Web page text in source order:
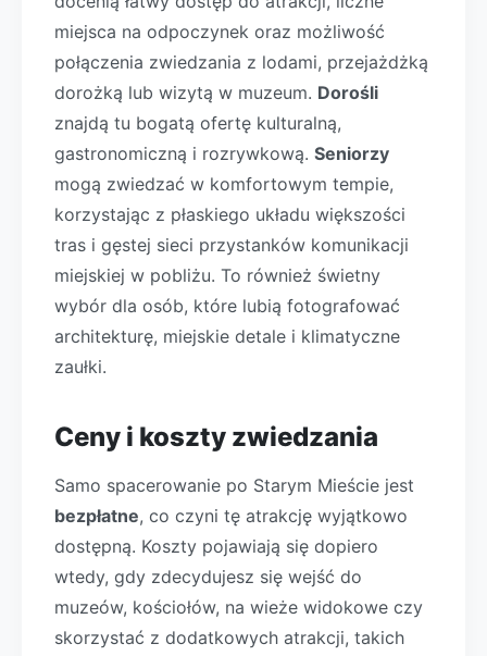
miejsca na odpoczynek oraz możliwość
połączenia zwiedzania z lodami, przejażdżką
dorożką lub wizytą w muzeum. Dorośli
znajdą tu bogatą ofertę kulturalną,
gastronomiczną i rozrywkową. Seniorzy
mogą zwiedzać w komfortowym tempie,
korzystając z płaskiego układu większości
tras i gęstej sieci przystanków komunikacji
miejskiej w pobliżu. To również świetny
wybór dla osób, które lubią fotografować
architekturę, miejskie detale i klimatyczne
zaułki.
Ceny i koszty zwiedzania
Samo spacerowanie po Starym Mieście jest
bezpłatne, co czyni tę atrakcję wyjątkowo
dostępną. Koszty pojawiają się dopiero
wtedy, gdy zdecydujesz się wejść do
muzeów, kościołów, na wieże widokowe czy
skorzystać z dodatkowych atrakcji, takich